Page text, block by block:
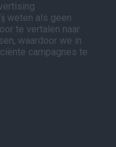
weten als geen
te vertalen naar
waardoor we in
campagnes te